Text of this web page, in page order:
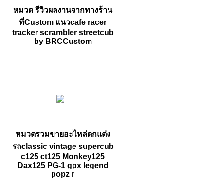
หมวด รีวิวผลงานจากทางร้าน
ที่Custom แนวcafe racer
tracker scrambler streetcub
by BRCCustom
หมวดรวมขายอะไหล่ตกแต่ง
รถclassic vintage supercub
c125 ct125 Monkey125
Dax125 PG-1 gpx legend
popz r